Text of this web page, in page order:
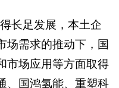
长足发展，本土企
场需求的推动下，国
市场应用等方面取得
、国鸿氢能、重塑科